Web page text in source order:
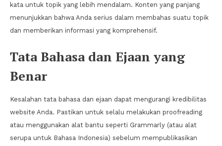
kata untuk topik yang lebih mendalam. Konten yang panjang
menunjukkan bahwa Anda serius dalam membahas suatu topik
dan memberikan informasi yang komprehensif.
Tata Bahasa dan Ejaan yang
Benar
Kesalahan tata bahasa dan ejaan dapat mengurangi kredibilitas
website Anda. Pastikan untuk selalu melakukan proofreading
atau menggunakan alat bantu seperti Grammarly (atau alat
serupa untuk Bahasa Indonesia) sebelum mempublikasikan